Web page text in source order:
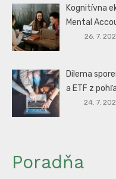
Kognitívna
Mental
26. 7.
Dilema
a ETF z
24. 7.
Poradňa